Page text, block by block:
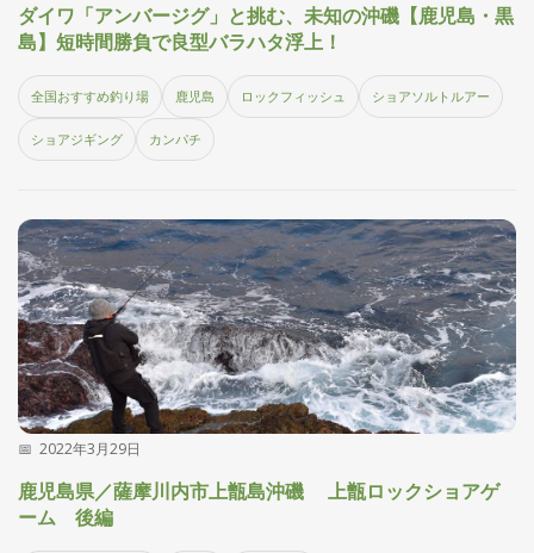
ダイワ「アンバージグ」と挑む、未知の沖磯【鹿児島・黒
島】短時間勝負で良型バラハタ浮上！
全国おすすめ釣り場 鹿児島 ロックフィッシュ ショアソルトルアー
ショアジギング カンパチ
2022年3月29日
鹿児島県／薩摩川内市上甑島沖磯 上甑ロックショアゲ
ーム 後編
🏆
編
集
部
お
す
す
め
具
›
メ
デ
ィ
ア
🐟 Basser
ス釣り）
Northanglers
海道）